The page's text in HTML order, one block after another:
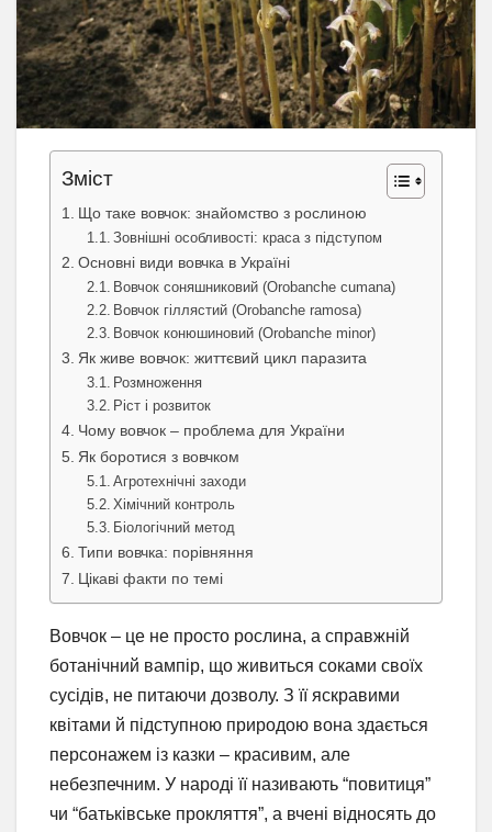
Зміст
Що таке вовчок: знайомство з рослиною
Зовнішні особливості: краса з підступом
Основні види вовчка в Україні
Вовчок соняшниковий (Orobanche cumana)
Вовчок гіллястий (Orobanche ramosa)
Вовчок конюшиновий (Orobanche minor)
Як живе вовчок: життєвий цикл паразита
Розмноження
Ріст і розвиток
Чому вовчок – проблема для України
Як боротися з вовчком
Агротехнічні заходи
Хімічний контроль
Біологічний метод
Типи вовчка: порівняння
Цікаві факти по темі
Вовчок – це не просто рослина, а справжній
ботанічний вампір, що живиться соками своїх
сусідів, не питаючи дозволу. З її яскравими
квітами й підступною природою вона здається
персонажем із казки – красивим, але
небезпечним. У народі її називають “повитиця”
чи “батьківське прокляття”, а вчені відносять до